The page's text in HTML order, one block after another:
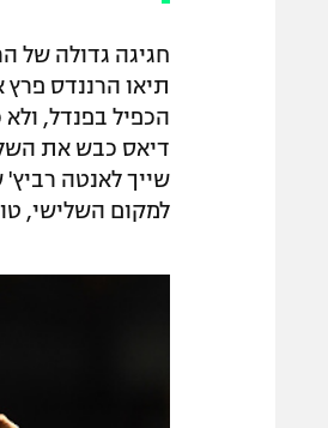
הכפיל בפנדל,
למקום השלישי,